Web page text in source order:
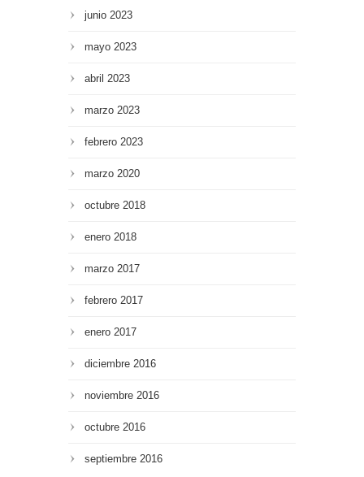
junio 2023
mayo 2023
abril 2023
marzo 2023
febrero 2023
marzo 2020
octubre 2018
enero 2018
marzo 2017
febrero 2017
enero 2017
diciembre 2016
noviembre 2016
octubre 2016
septiembre 2016